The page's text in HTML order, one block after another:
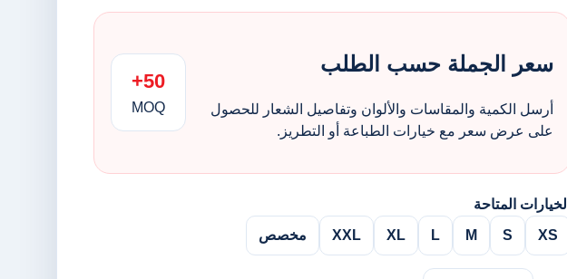
سعر الجملة حسب الطلب
أرسل الكمية والمقاسات والألوان وتفاصيل الشعار للحصول
على عرض سعر مع خيارات الطباعة أو التطريز.
50+
MOQ
الخيارات المتاحة
XS
S
M
L
XL
XXL مخصص